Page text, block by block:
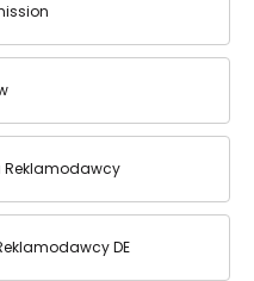
Reklamodawcy
DE